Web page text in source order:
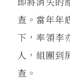
查。當年年
下，率領李
人，組團到
查。